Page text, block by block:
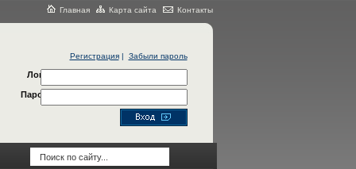
Главная Карта сайта Контакты
Регистрация| Забыли пароль
Логин
Пароль